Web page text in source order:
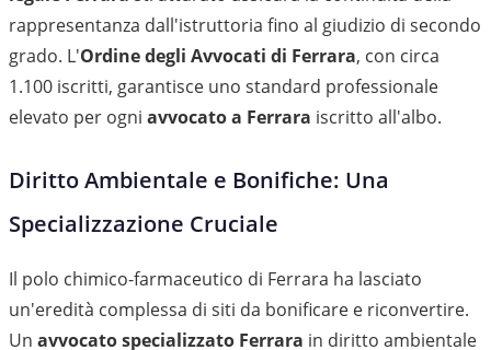
rappresentanza dall'istruttoria fino al giudizio di secondo
grado. L'Ordine degli Avvocati di Ferrara, con circa
1.100 iscritti, garantisce uno standard professionale
elevato per ogni avvocato a Ferrara iscritto all'albo.
Diritto Ambientale e Bonifiche: Una
Specializzazione Cruciale
Il polo chimico-farmaceutico di Ferrara ha lasciato
un'eredità complessa di siti da bonificare e riconvertire.
Un avvocato specializzato Ferrara in diritto ambientale